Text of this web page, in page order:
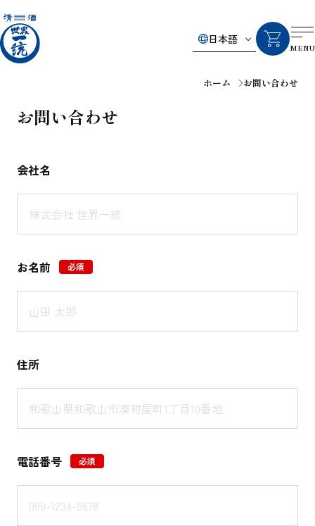
日本語
MENU
ホーム お問い合わせ
お問い合わせ
会社名
お名前 必須
住所
電話番号 必須